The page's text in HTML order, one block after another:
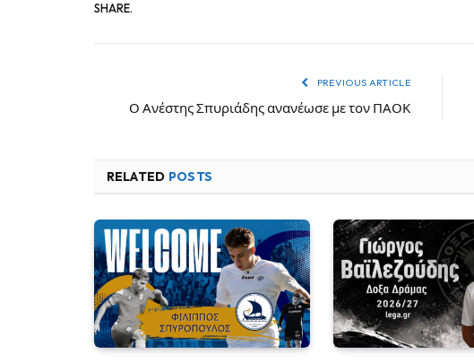
SHARE.
PREVIOUS ARTICLE
Ο Ανέστης Σπυριάδης ανανέωσε με τον ΠΑΟΚ
RELATED POSTS